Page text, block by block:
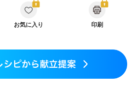
混合栄養）
骨折
乾癬
た体作り）
貧血対策
お気に入り 印刷